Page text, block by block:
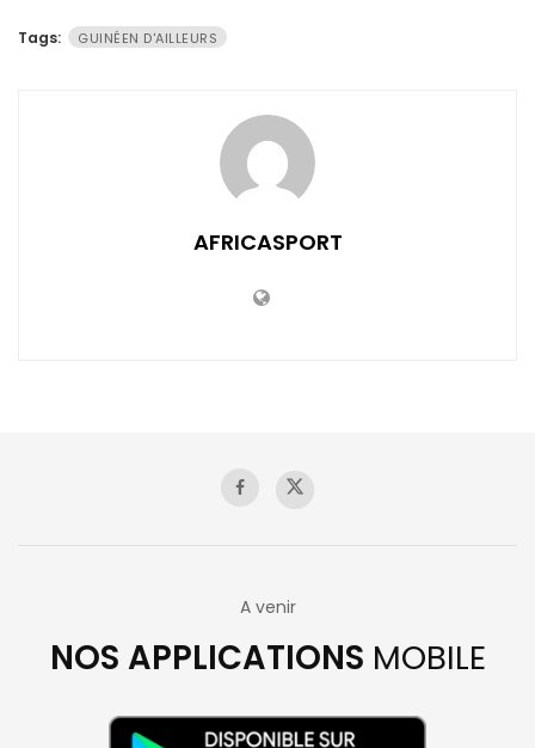
Tags: GUINÉEN D'AILLEURS
AFRICASPORT
A venir
NOS APPLICATIONS MOBILE